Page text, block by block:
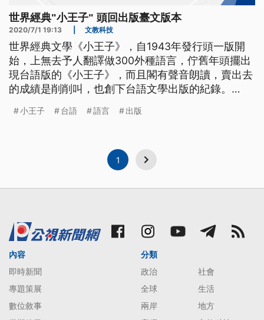
世界經典"小王子" 頭回出版臺文版本
2020/7/1 19:13 文教科技
世界經典文學《小王子》，自1943年發行頭一版開
始，上無去予人翻譯做300外種語言，佇舊年頭擺出
現台語版的《小王子》，而且閣有聲音朗讀，賣出去
的成績是削削叫，也創下台語文學出版的紀錄。
得。」 這是小王子的經典名句之一，翻譯者是住在
但是並無台語文基礎的蔡雅菁，要
小王子 台語 語言 出版
1
內容
即時新聞
專題策展
數位敘事
分類
政治
社會
全球
生活
兩岸
地方